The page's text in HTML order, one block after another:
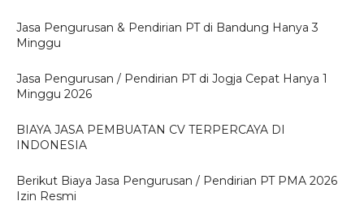
Jasa Pengurusan & Pendirian PT di Bandung Hanya 3
Minggu
Jasa Pengurusan / Pendirian PT di Jogja Cepat Hanya 1
Minggu 2026
BIAYA JASA PEMBUATAN CV TERPERCAYA DI
INDONESIA
Berikut Biaya Jasa Pengurusan / Pendirian PT PMA 2026
Izin Resmi